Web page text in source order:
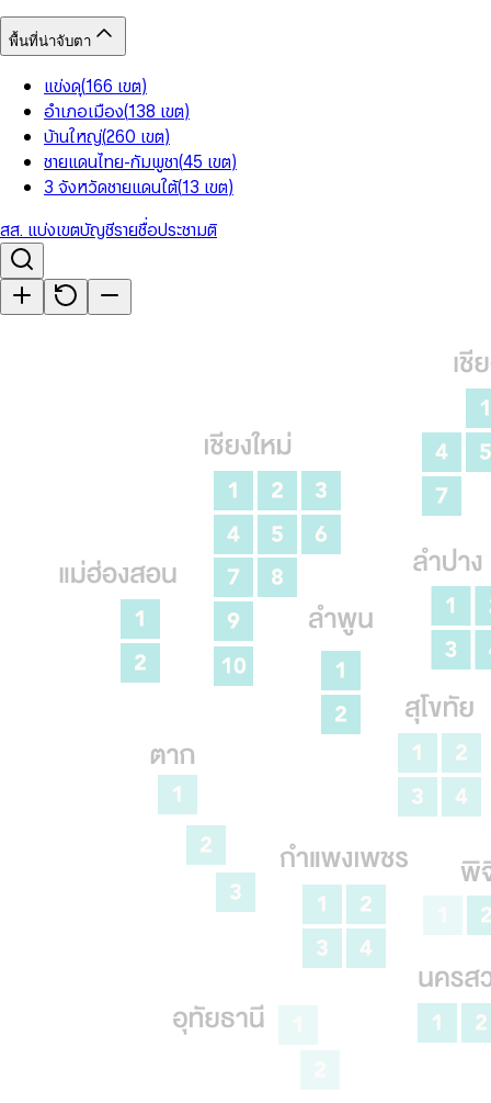
พื้นที่น่าจับตา
แข่งดุ(166 เขต)
อำเภอเมือง(138 เขต)
บ้านใหญ่(260 เขต)
ชายแดนไทย-กัมพูชา(45 เขต)
3 จังหวัดชายแดนใต้(13 เขต)
สส. แบ่งเขตบัญชีรายชื่อประชามติ